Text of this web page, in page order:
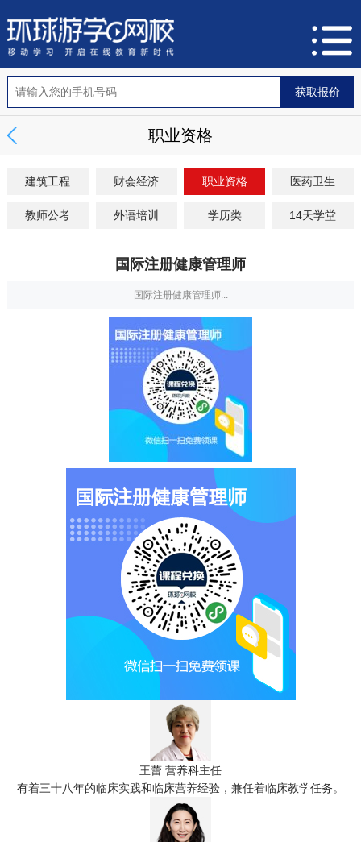
职业资格
建筑工程 财会经济 职业资格 医药卫生
教师公考 外语培训 学历类 14天学堂
国际注册健康管理师
国际注册健康管理师...
王蕾 营养科主任
有着三十八年的临床实践和临床营养经验，兼任着临床教学任务。